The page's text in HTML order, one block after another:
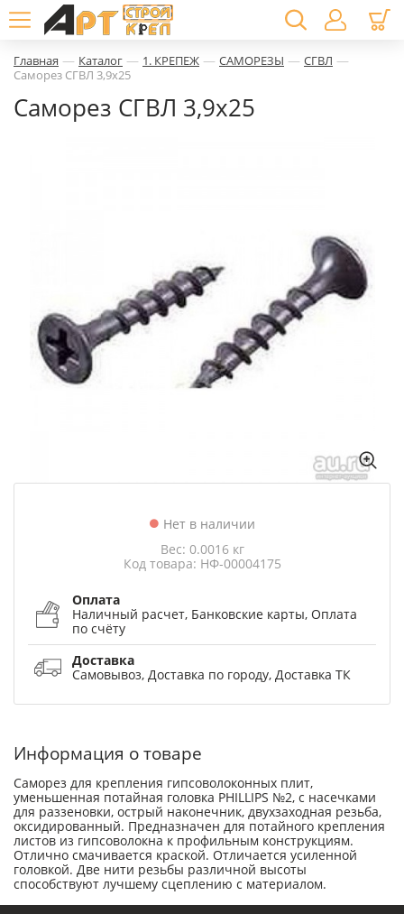
Главная — Каталог — 1. КРЕПЕЖ — САМОРЕЗЫ — СГВЛ —
Саморез СГВЛ 3,9х25
Саморез СГВЛ 3,9х25
Нет в наличии
Вес: 0.0016 кг
Код товара: НФ-00004175
Оплата
Наличный расчет, Банковские карты, Оплата
по счёту
Доставка
Самовывоз, Доставка по городу, Доставка ТК
Информация о товаре
Саморез для крепления гипсоволоконных плит,
уменьшенная потайная головка PHILLIPS №2, с насечками
для раззеновки, острый наконечник, двухзаходная резьба,
оксидированный. Предназначен для потайного крепления
листов из гипсоволокна к профильным конструкциям.
Отлично смачивается краской. Отличается усиленной
головкой. Две нити резьбы различной высоты
способствуют лучшему сцеплению с материалом.